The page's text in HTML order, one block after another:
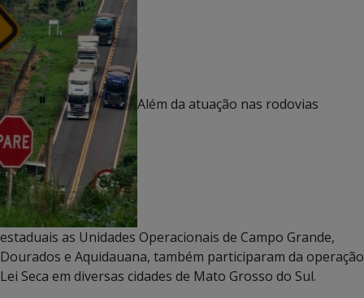
Além da atuação nas rodovias
estaduais as Unidades Operacionais de Campo Grande,
Dourados e Aquidauana, também participaram da operação
Lei Seca em diversas cidades de Mato Grosso do Sul.